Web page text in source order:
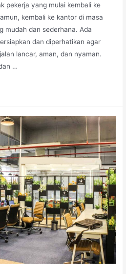
pekerja yang mulai kembali ke
kembali ke kantor di masa
mudah dan sederhana. Ada
dan diperhatikan agar
lancar, aman, dan nyaman.
…